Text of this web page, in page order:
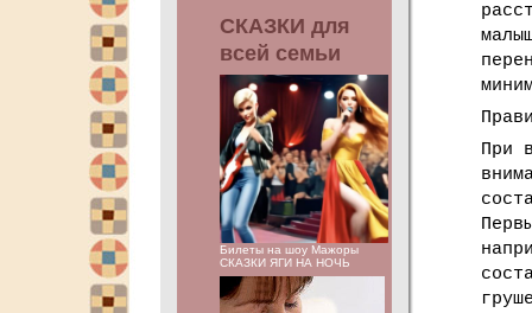
СКАЗКИ для
всей семьи
Билеты на шоу Мажоры
СКАЗКИ ЯГИ НА НОЧЬ
При